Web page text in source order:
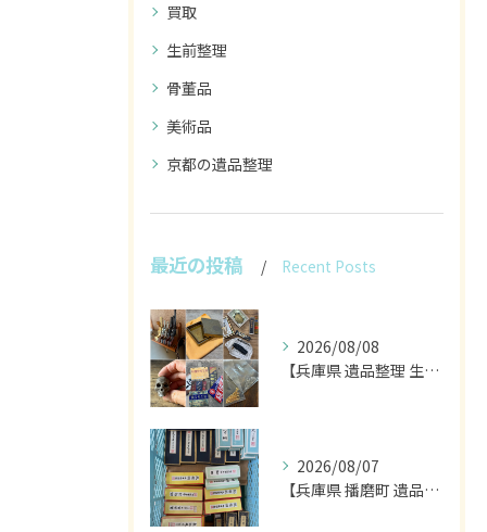
買取
生前整理
骨董品
美術品
京都の遺品整理
最近の投稿 Recent Posts
2026/08/08
【兵庫県 遺品整理 生前整理 不用品 買取】
2026/08/07
【兵庫県 播磨町 遺品整理 買取 書道具 墨】